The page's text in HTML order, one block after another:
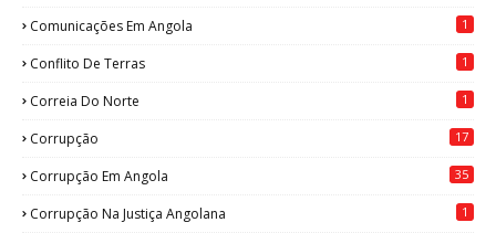
Comunicações Em Angola 1
Conflito De Terras 1
Correia Do Norte 1
Corrupção 17
Corrupção Em Angola 35
Corrupção Na Justiça Angolana 1